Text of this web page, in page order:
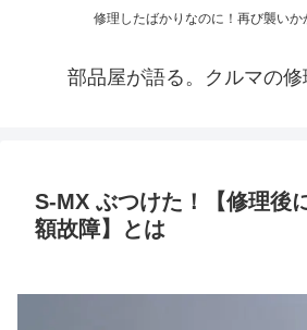
修理したばかりなのに！再び襲いか
部品屋が語る。クルマの
S-MX ぶつけた！【修理後
額故障】とは